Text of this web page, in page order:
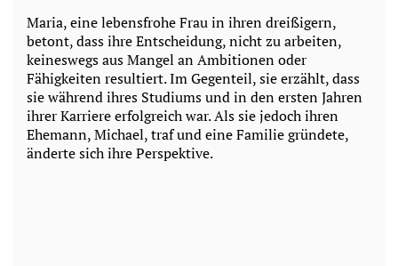
Maria, eine lebensfrohe Frau in ihren dreißigern,
betont, dass ihre Entscheidung, nicht zu arbeiten,
keineswegs aus Mangel an Ambitionen oder
Fähigkeiten resultiert. Im Gegenteil, sie erzählt, dass
sie während ihres Studiums und in den ersten Jahren
ihrer Karriere erfolgreich war. Als sie jedoch ihren
Ehemann, Michael, traf und eine Familie gründete,
änderte sich ihre Perspektive.